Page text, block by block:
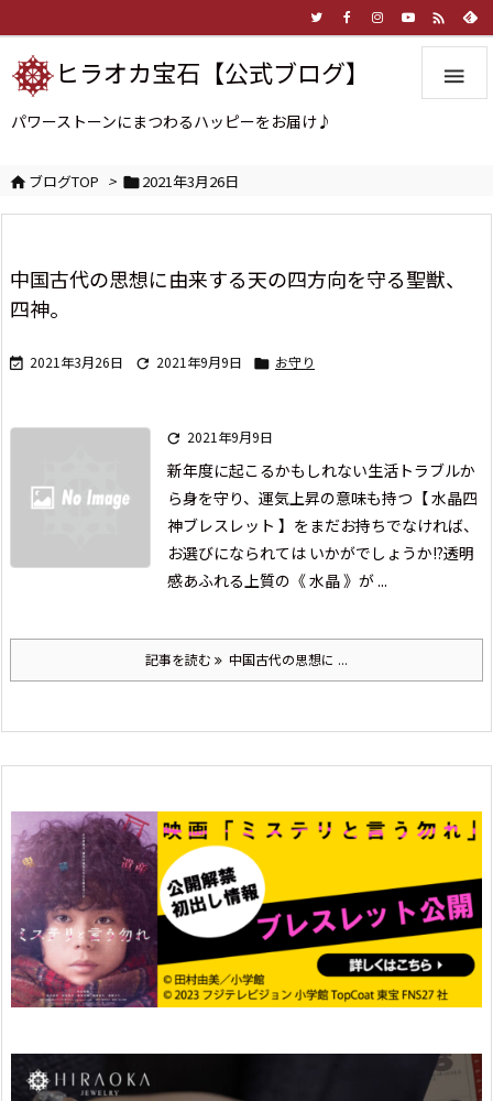


ヒラオカ宝石【公式ブログ】
パワーストーンにまつわるハッピーをお届け♪
ブログTOP > 2021年3月26日
中国古代の思想に由来する天の四方向を守る聖獣、
四神。
 2021年3月26日  2021年9月9日  お守り
 2021年9月9日
新年度に起こるかもしれない生活トラブルか
ら身を守り、 運気上昇の意味も持つ【 水晶四
神ブレスレット 】をまだお持ちでなければ、
お選びになられては いかがでしょうか!?透明
感あふれる上質の《 水晶 》が ...
記事を読む 中国古代の思想に ...